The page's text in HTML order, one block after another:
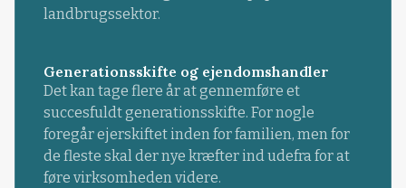
landbrugssektor.
Generationsskifte og ejendomshandler
Det kan tage flere år at gennemføre et
succesfuldt generationsskifte. For nogle
foregår ejerskiftet inden for familien, men for
de fleste skal der nye kræfter ind udefra for at
føre virksomheden videre.